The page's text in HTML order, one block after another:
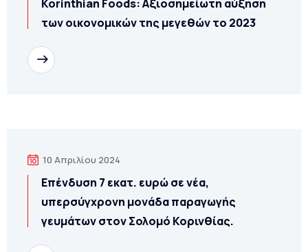
Korinthian Foods: Αξιοσημείωτη αύξηση
των οικονομικών της μεγεθών το 2023
10 Απριλίου 2024
Επένδυση 7 εκατ. ευρώ σε νέα,
υπερσύγχρονη μονάδα παραγωγής
γευμάτων στον Σολομό Κορινθίας.